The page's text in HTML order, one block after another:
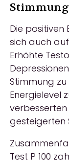
Die positiven
sich auch
Erhöhte
Stimmung
Energielevel
gesteigerten
Test P 100